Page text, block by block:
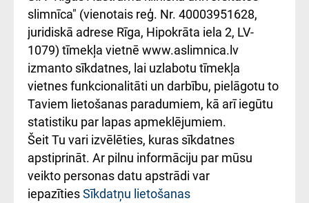
iesniegšanas
kārtība
Kā pie mums nokļūt
Rēķinu apmaksas
ceļvedis
Rekvizīti un
ārstniecības
iestādes kods
лікарні та співпраця з
Україною
slimnīca" (vienotais reģ. Nr. 40003951628,
juridiskā adrese Rīga, Hipokrāta iela 2, LV-
1079) tīmekļa vietnē www.aslimnica.lv
izmanto sīkdatnes, lai uzlabotu tīmekļa
vietnes funkcionalitāti un darbību, pielāgotu to
Taviem lietošanas paradumiem, kā arī iegūtu
statistiku par lapas apmeklējumiem.
Šeit Tu vari izvēlēties, kuras sīkdatnes
apstiprināt. Ar pilnu informāciju par mūsu
veikto personas datu apstrādi var
iepazītiesSīkdatņu lietošanas